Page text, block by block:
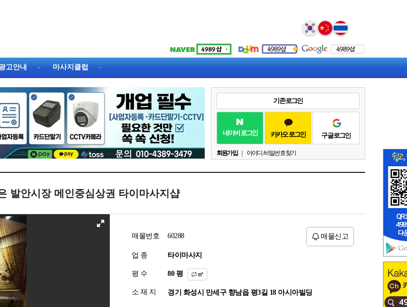
Select Language ▼
고안내 마사지클럽
기존 로그인
네이버 로그인 카카오 로그인 구글 로그인
회원가입 아이디 / 비밀번호 찾기
발안시장 메인중심상권 타이마사지샵
매물번호 60288 매물신고
업 종 타이마사지
평 수 평 ㎡
소 재 지 경기 화성시 만세구 향남읍 평3길 18 아시아빌딩